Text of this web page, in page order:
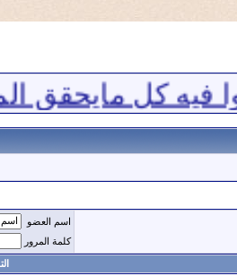
اسم العضو
كلمة المرور